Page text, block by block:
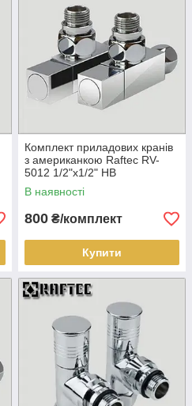
Комплект приладових кранів
з американкою Raftec RV-
5012 1/2"х1/2" НВ
В наявності
800 ₴/комплект
Купити